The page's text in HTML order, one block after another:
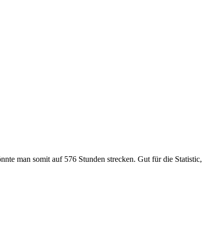
man somit auf 576 Stunden strecken. Gut für die Statistic,